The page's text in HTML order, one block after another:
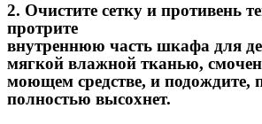
2. Очистите сетку и противень
протрите
внутреннюю часть шкафа для
мягкой влажной тканью,
моющем средстве, и подождите,
полностью высохнет.